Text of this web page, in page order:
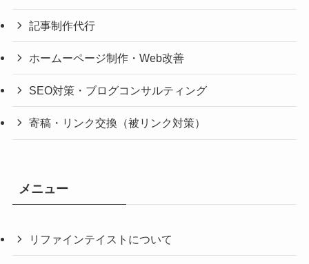
記事制作代行
ホームーページ制作・Web改善
SEO対策・ブログコンサルティング
寄稿・リンク交換（被リンク対策）
メニュー
リファインテイストについて